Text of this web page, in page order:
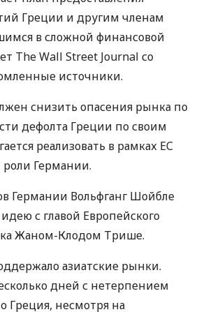
Греции и другим членам
в сложной финансовой
The Wall Street Journal со
источники.
снизить опасения рынка по
дефолта Греции по своим
реализовать в рамках ЕС
Германии.
Германии Вольфганг Шойбле
с главой Европейского
Жаном-Клодом Трише.
азиатские рынки.
дней с нетерпением
Греция, несмотря на